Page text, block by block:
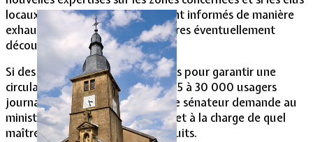
locaux comme les habitants seront informés de manière
exhaustive des nouveaux désordres éventuellement
découverts.
Si des travaux doivent être menés pour garantir une
circulation sans danger pour les 25 à 30 000 usagers
journaliers de l'A30 en Moselle, le sénateur demande au
ministre d’Etat dans quels délais et à la charge de quel
maître d'ouvrage seront-ils conduits.